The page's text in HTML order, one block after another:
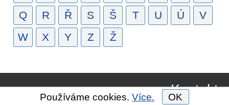
Q
R Ř S Š T U Ú
V
W
X Y Z Ž
Kontakt
Používáme cookies. Více. OK